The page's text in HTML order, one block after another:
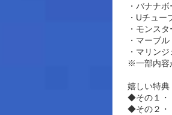
・バナナ
・Uチュ
・モンス
・マーブ
・マリン
※一部内容
嬉しい特典
◆その１・
◆その２・